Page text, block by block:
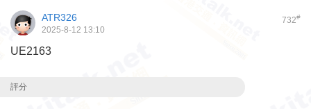
732#
ATR326
2025-8-12 13:10
UE2163
評分